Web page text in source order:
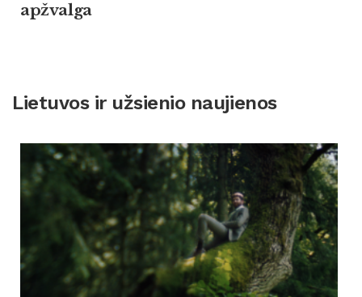
apžvalga
Lietuvos ir užsienio naujienos